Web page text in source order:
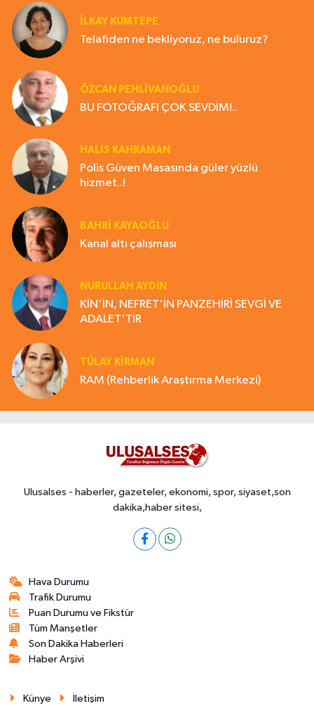
İLKAY KUMTEPE
Telafiden ne bekliyoruz, ne buluruz?
ÖZCAN PEHLİVANOĞLU
BU FOTOĞRAFI ÇOK SEVDİM!..
HALIS KAHRAMAN
Polis Güven Masasında güler yüzlü
hizmet..!
BAHRI KAYAOĞLU
Kanal altı çalışması
NURULLAH AYDIN
KİN'İN, NEFRET'İN PANZEHİRİ SEVGİ VE
ADALET'TİR
TÜLAY KİRMAN
RAM (Rehberlik Araştırma Merkezi)
Ulusalses - haberler, gazeteler, ekonomi, spor, siyaset,son
dakika,haber sitesi,
Hava Durumu
Trafik Durumu
Puan Durumu ve Fikstür
Tüm Manşetler
Son Dakika Haberleri
Haber Arşivi
Künye İletişim